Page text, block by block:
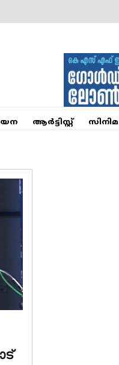
ആര്‍ട്ടിസ്റ്റ് സിനിമ